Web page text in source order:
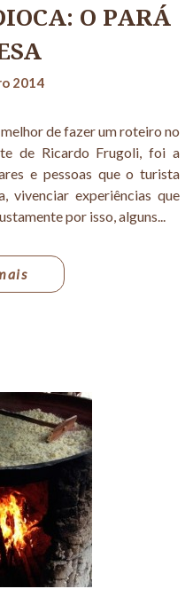
O PARÁ
2014
de fazer um roteiro no
de Ricardo Frugoli, foi a
e pessoas que o turista
vivenciar experiências que
por isso, alguns...